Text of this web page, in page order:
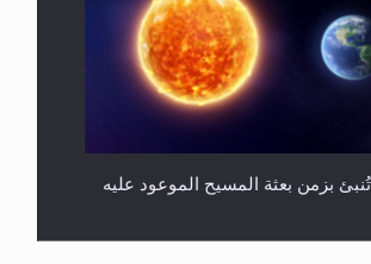
بزمن بعثة المسيح الموعود عليه